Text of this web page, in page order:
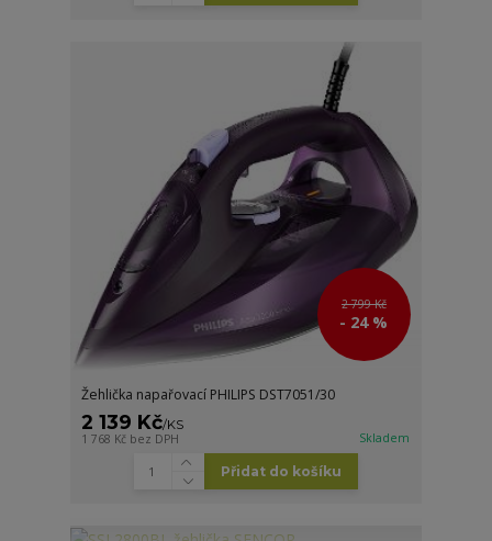
2 799 Kč
- 24 %
Žehlička napařovací PHILIPS DST7051/30
2 139 Kč/KS
1 768 Kč bez DPH Skladem
Přidat do košíku